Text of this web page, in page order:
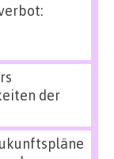
der